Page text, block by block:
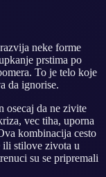
neke forme
prstima po
To je telo koje
da ignorise.
osecaj da ne zivite
vec tiha, uporna
kombinacija cesto
stilove zivota u
su se pripremali